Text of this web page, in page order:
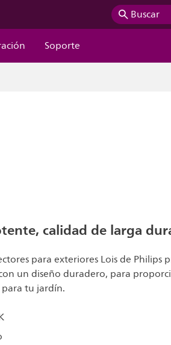
Buscar
Soporte
calidad de larga
para exteriores Lois de Philips
un diseño duradero, para
tu jardín.